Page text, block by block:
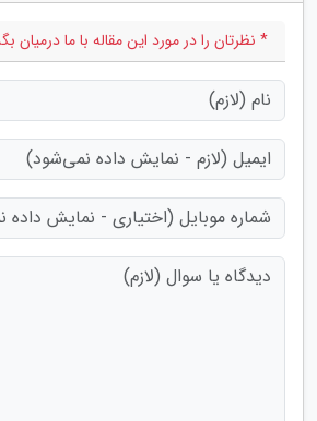
* نظرتان را در مورد این مقاله با ما درمیان